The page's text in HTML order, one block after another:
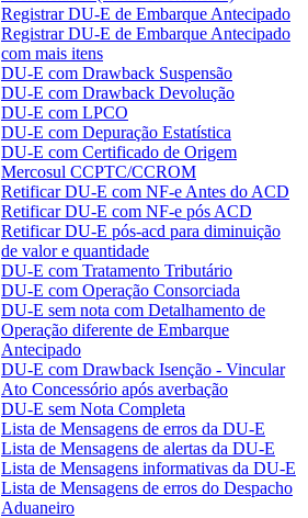
Registrar DU-E de Embarque Antecipado
Registrar DU-E de Embarque Antecipado
com mais itens
DU-E com Drawback Suspensão
DU-E com Drawback Devolução
DU-E com LPCO
DU-E com Depuração Estatística
DU-E com Certificado de Origem
Mercosul CCPTC/CCROM
Retificar DU-E com NF-e Antes do ACD
Retificar DU-E com NF-e pós ACD
Retificar DU-E pós-acd para diminuição
de valor e quantidade
DU-E com Tratamento Tributário
DU-E com Operação Consorciada
DU-E sem nota com Detalhamento de
Operação diferente de Embarque
Antecipado
DU-E com Drawback Isenção - Vincular
Ato Concessório após averbação
DU-E sem Nota Completa
Lista de Mensagens de erros da DU-E
Lista de Mensagens de alertas da DU-E
Lista de Mensagens informativas da DU-E
Lista de Mensagens de erros do Despacho
Aduaneiro